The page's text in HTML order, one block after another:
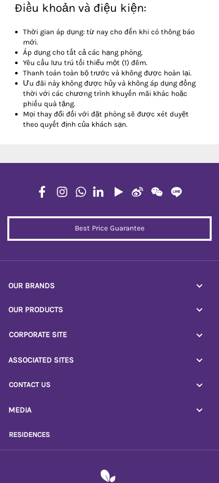
Điều khoản và điệu kiện:
Thời gian áp dụng: từ nay cho đến khi có thông báo
mới.
Áp dụng cho tất cả các hạng phòng.
Yêu cầu lưu trú tối thiểu một (1) đêm.
Thanh toán toàn bộ trước và không được hoàn lại.
Ưu đãi này không được hủy và không áp dụng đồng
thời với các chương trình khuyến mãi khác hoặc
phiếu quà tặng.
Mọi thay đổi đối với đặt phòng sẽ được xét duyệt
theo quyết định của khách sạn.
Best Price Guarantee
OUR BRANDS
OUR PRODUCTS
CORPORATE SITE
ASSOCIATED SITES
CONTACT US
MEDIA
RESIDENCES